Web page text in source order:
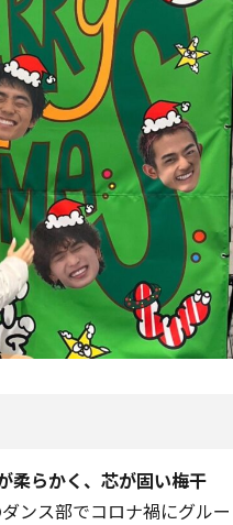
柔らかく、芯が固い梅干
ンス部でコロナ禍にグルー